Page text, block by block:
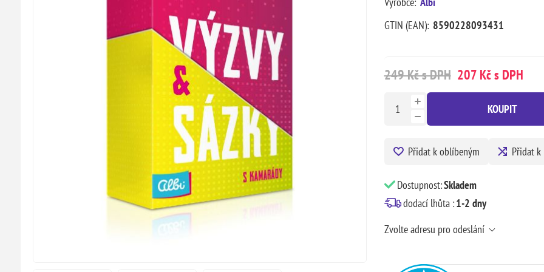
GTIN (EAN): 8590228093431
249 Kč s DPH 207 Kč s DPH
KOUPIT
Přidat k oblíbeným Přidat
Dostupnost:Skladem
dodací lhůta :1-2 dny
Zvolte adresu pro odeslání